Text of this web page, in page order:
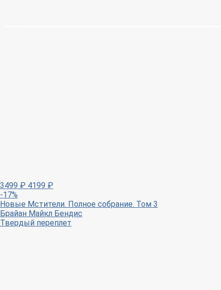
3499 ₽ 4199 ₽
-17%
Новые Мстители. Полное собрание. Том 3
Брайан Майкл Бендис
Твердый переплет